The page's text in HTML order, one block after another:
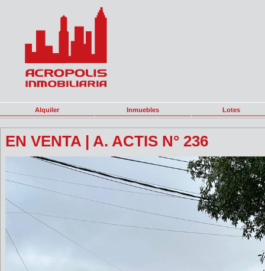
Alquiler Inmuebles Lotes
EN VENTA | A. ACTIS N° 236